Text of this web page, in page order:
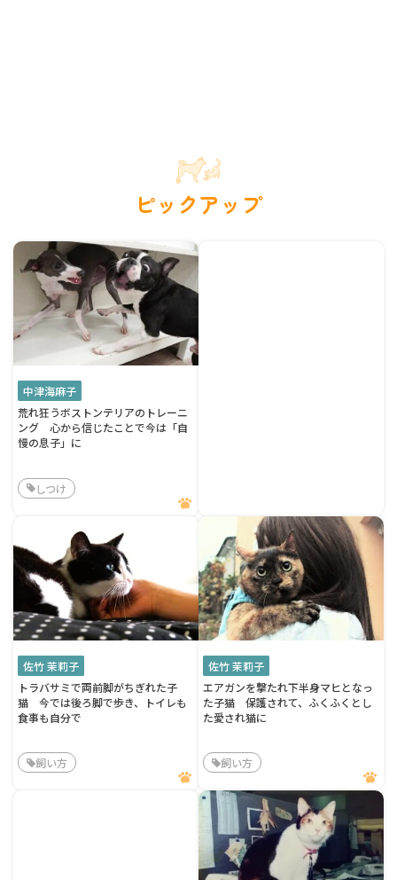
ピックアップ
中津海麻子
荒れ狂うボストンテリアのトレーニ
ング 心から信じたことで今は「自
慢の息子」に
しつけ
佐竹 茉莉子
トラバサミで両前脚がちぎれた子
猫 今では後ろ脚で歩き、トイレも
食事も自分で
飼い方
佐竹 茉莉子
エアガンを撃たれ下半身マヒとなっ
た子猫 保護されて、ふくふくとし
た愛され猫に
飼い方